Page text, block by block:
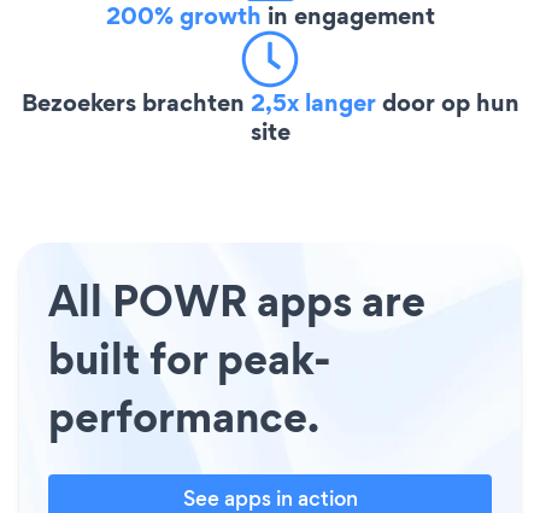
200% growth in engagement
Bezoekers brachten 2,5x langerdoor op hun
site
All POWR apps are
built for peak-
performance.
See apps in action